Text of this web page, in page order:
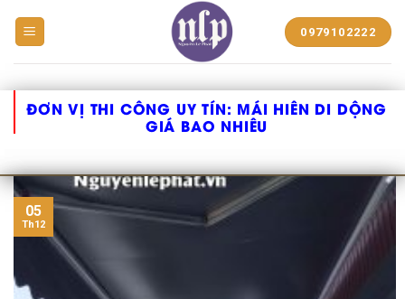
NHỰA
PHÁT
0979102222
ĐƠN VỊ THI CÔNG UY TÍN: MÁI HIÊN DI DỘNG
GIÁ BAO NHIÊU
05
Th12